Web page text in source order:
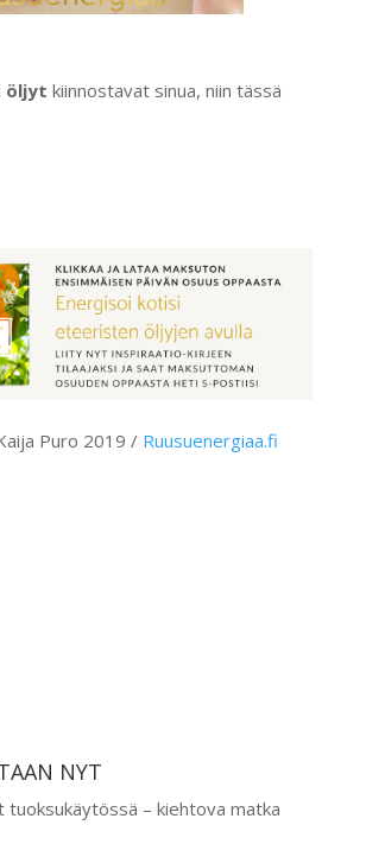
öljyt kiinnostavat sinua, niin tässä
Puro 2019 / Ruusuenergiaa.fi
NYT
– kiehtova matka